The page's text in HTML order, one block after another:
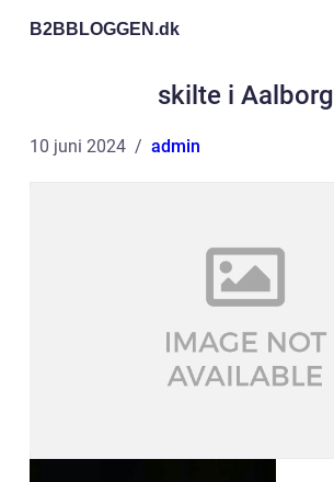
B2BBLOGGEN.dk
skilte i Aalborg
10 juni 2024 admin